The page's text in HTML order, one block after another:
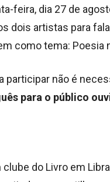
feira, dia 27 de
dois artistas para
como tema:
participar não é
para o público
clube do Livro em